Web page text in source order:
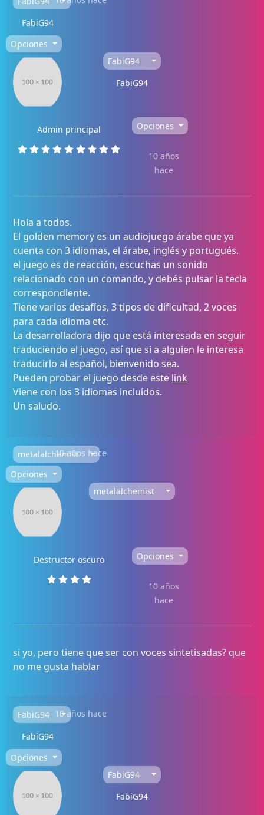
FabiG94
Opciones
FabiG94
FabiG94
Admin principal Opciones
10 años
hace
Hola a todos.
El golden memory es un audiojuego árabe que ya
cuenta con 3 idiomas, el árabe, inglés y portugués.
el juego es de reacción, escuchas un sonido
relacionado con un comando, y debés pulsar la tecla
correspondiente.
Tiene varios desafíos, 3 tipos de dificultad, 2 voces
para cada idioma etc.
La desarrolladora dijo que está interesada en seguir
traduciendo el juego, así que si a alguien le interesa
traducirlo al español, bienvenido sea.
Pueden probar el juego desde este link
Viene con los 3 idiomas incluídos.
Un saludo.
metalalchemist10 años hace
Opciones
metalalchemist
Destructor oscuro Opciones
10 años
hace
si yo, pero tiene que ser con voces sintetisadas? que
no me gusta hablar
FabiG94
FabiG94
10 años hace
Opciones
FabiG94
FabiG94